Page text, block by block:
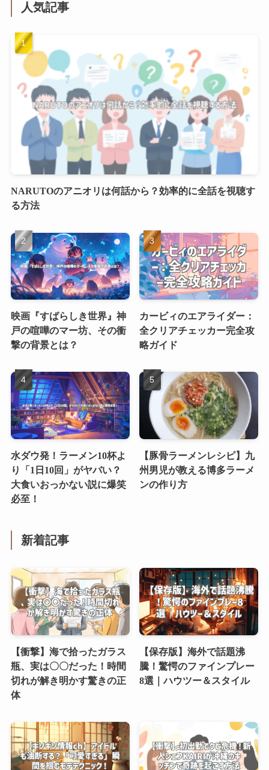
人気記事
NARUTOのアニオリは何話から？効率的に全話を視聴す
る方法
映画『すばらしき世界』神
戸の喧嘩のマー坊、その衝
撃の背景とは？
カービィのエアライダー：
全クリアチェッカー完全攻
略ガイド
水ダウ発！ラーメン10杯よ
り「1日10回」がヤバい？
大食いおっかない説に爆笑
必至！
【豚骨ラーメンレシピ】九
州男児が教える博多ラーメ
ンの作り方
新着記事
【衝撃】海で拾ったガラス
瓶、実は〇〇だった！時間
切れが解き明かす驚きの正
体
【保存版】海外で話題沸
騰！驚愕のファインプレー
8選｜ハウツー＆スタイル